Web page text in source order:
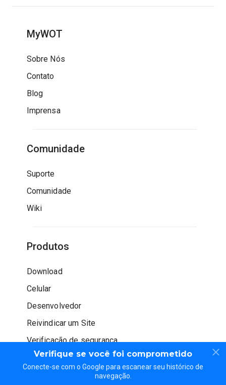
Verifique se você foi comprometido
Conecte-se com o Google para escanear seu histórico de
navegação.
MyWOT
Sobre Nós
Contato
Blog
Imprensa
Comunidade
Suporte
Comunidade
Wiki
Produtos
Download
Celular
Desenvolvedor
Reivindicar um Site
Verificação de segurança